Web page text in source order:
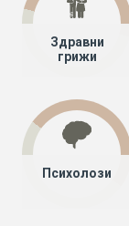
Здравни
грижи
Психолози